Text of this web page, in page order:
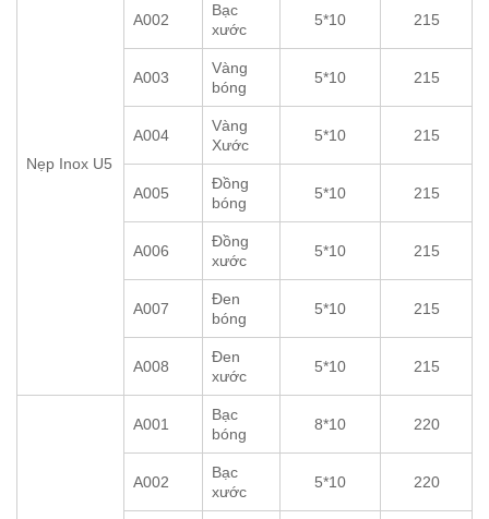
Nẹp Inox U5
A002
Bạc
xước
5*10 215
A003
Vàng
bóng
5*10 215
A004
Vàng
Xước
5*10 215
A005
Đồng
bóng
5*10 215
A006
Đồng
xước
5*10 215
A007
Đen
bóng
5*10 215
A008
Đen
xước
5*10 215
A001
Bạc
bóng
8*10 220
A002
Bạc
xước
5*10 220